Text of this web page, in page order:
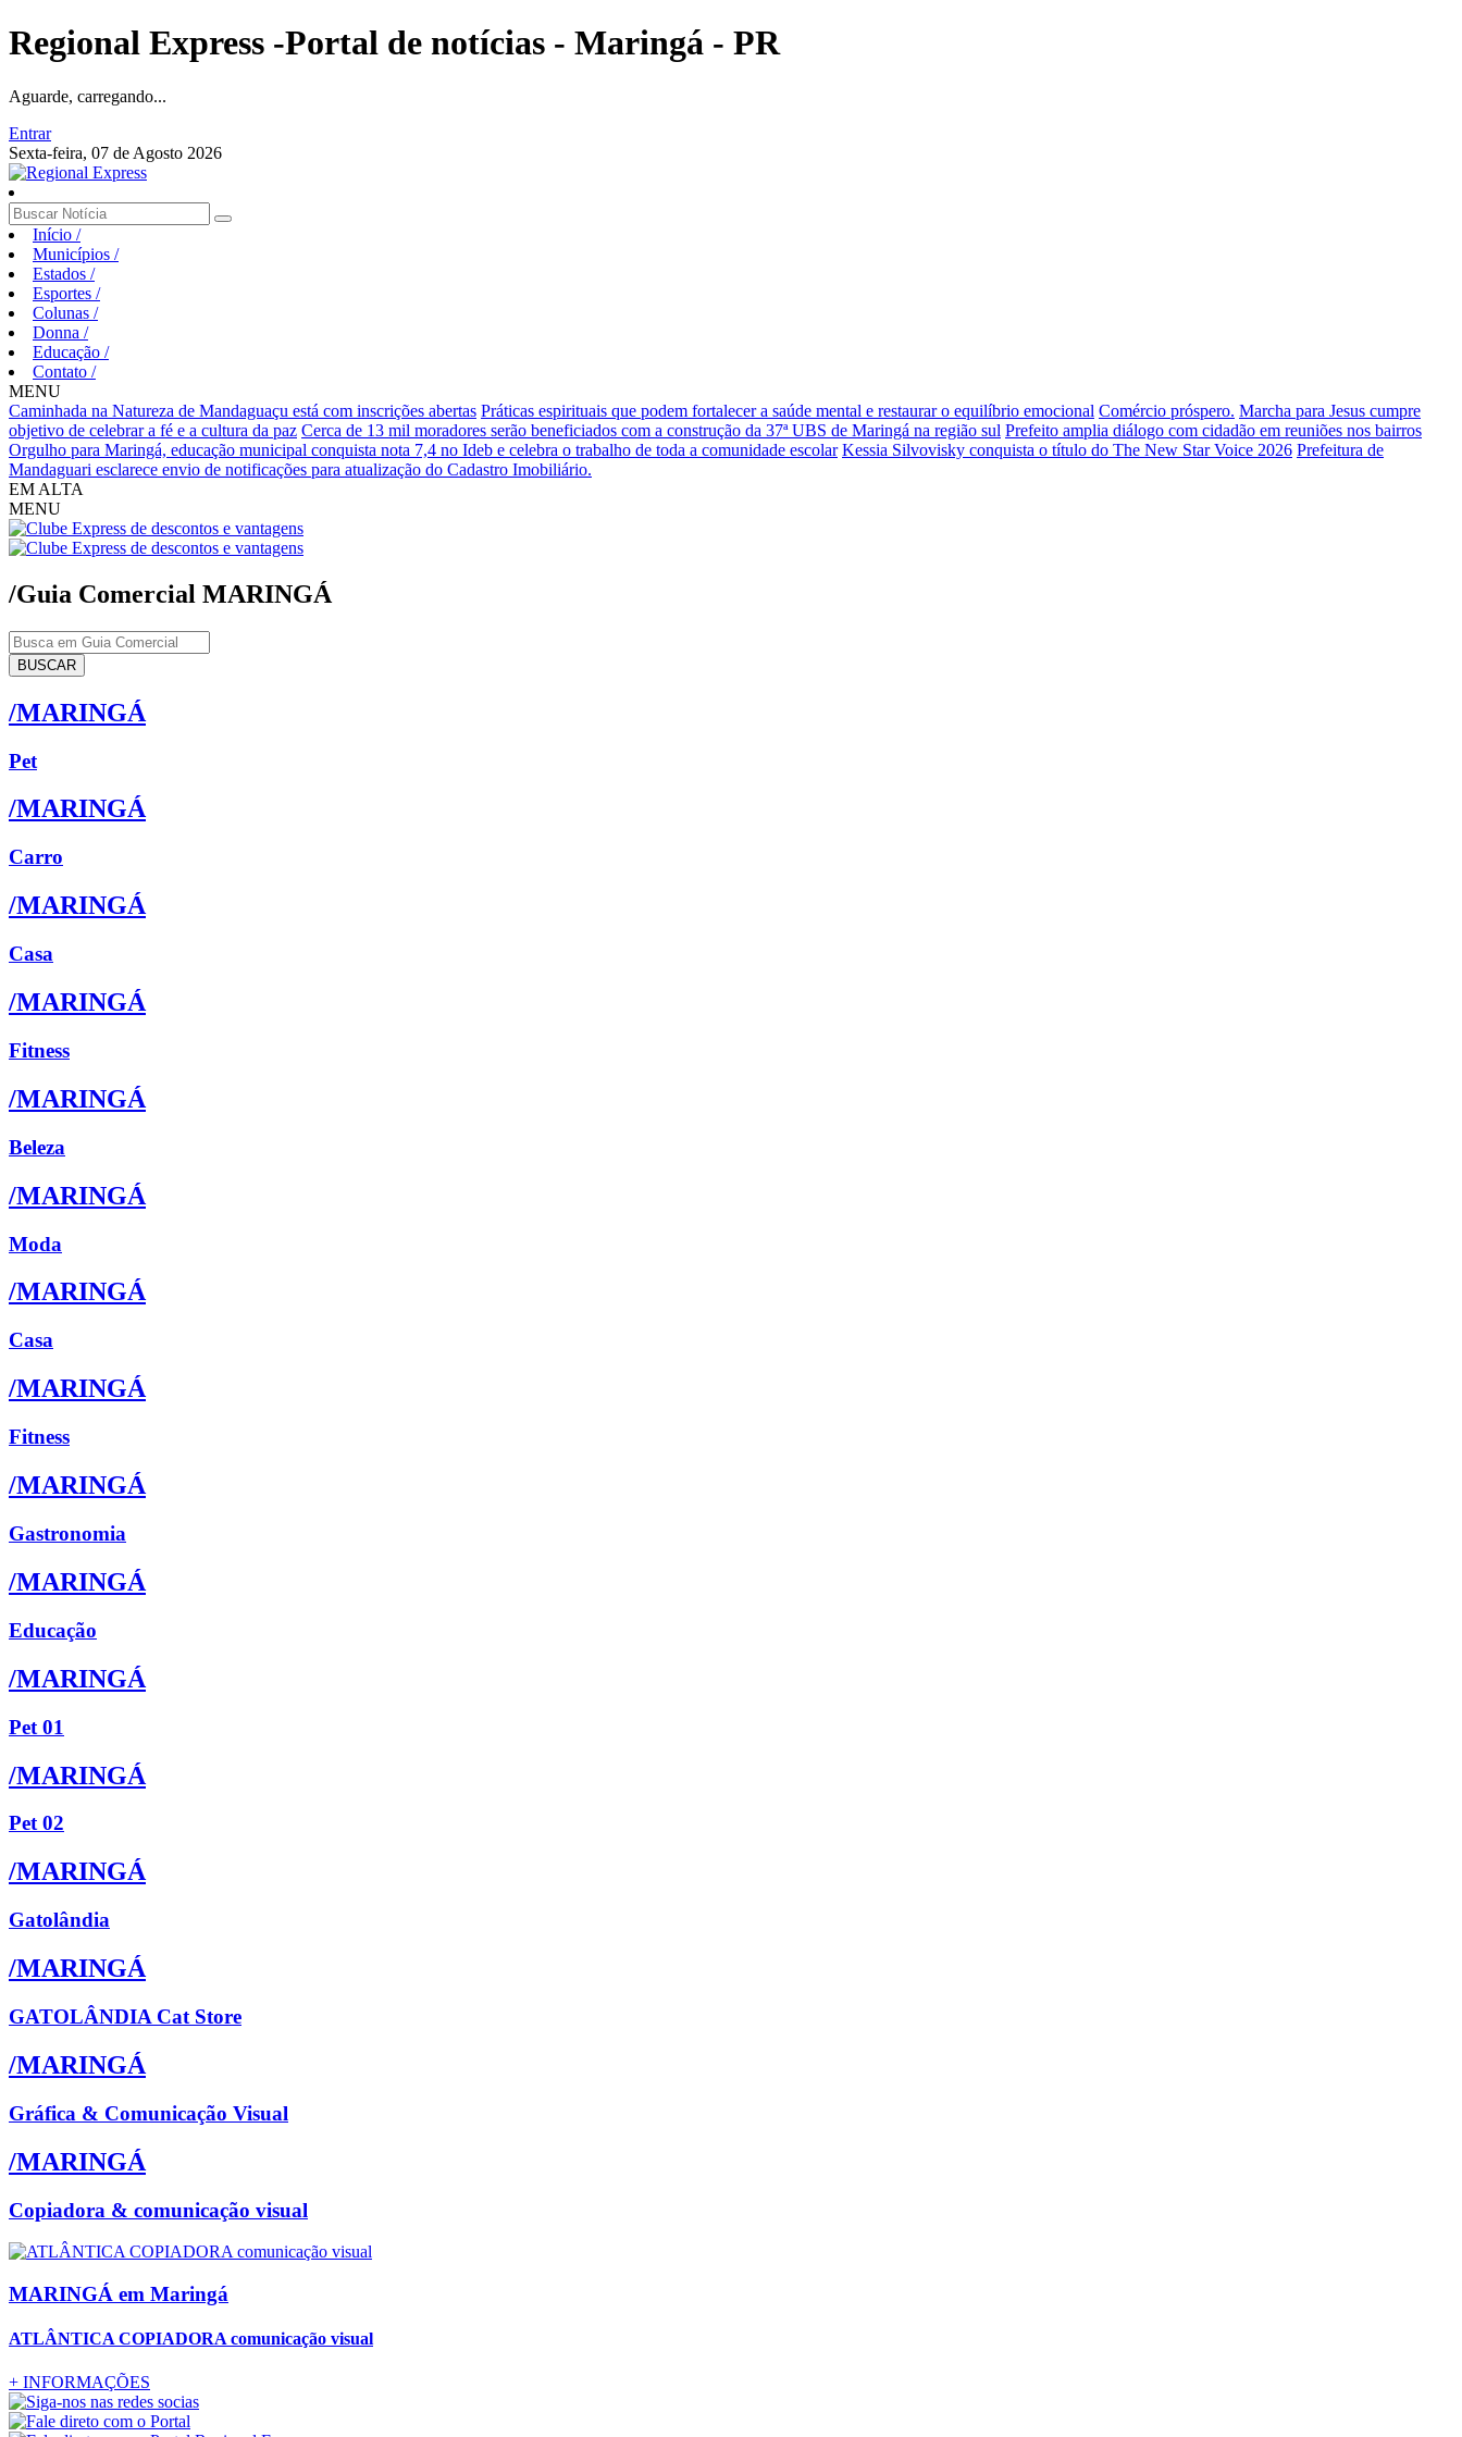
Regional Express -Portal de notícias - Maringá - PR
Aguarde, carregando...
Entrar
Sexta-feira, 07 de Agosto 2026
Início /
Municípios /
Estados /
Esportes /
Colunas /
Donna /
Educação /
Contato /
MENU
Caminhada na Natureza de Mandaguaçu está com inscrições abertas Práticas espirituais que podem fortalecer a saúde mental e restaurar o equilíbrio emocional Comércio próspero. Marcha para Jesus cumpre
objetivo de celebrar a fé e a cultura da paz Cerca de 13 mil moradores serão beneficiados com a construção da 37ª UBS de Maringá na região sul Prefeito amplia diálogo com cidadão em reuniões nos bairros
Orgulho para Maringá, educação municipal conquista nota 7,4 no Ideb e celebra o trabalho de toda a comunidade escolar Kessia Silvovisky conquista o título do The New Star Voice 2026 Prefeitura de
Mandaguari esclarece envio de notificações para atualização do Cadastro Imobiliário.
EM ALTA
MENU
/Guia Comercial MARINGÁ
BUSCAR
/MARINGÁ
Pet
/MARINGÁ
Carro
/MARINGÁ
Casa
/MARINGÁ
Fitness
/MARINGÁ
Beleza
/MARINGÁ
Moda
/MARINGÁ
Casa
/MARINGÁ
Fitness
/MARINGÁ
Gastronomia
/MARINGÁ
Educação
/MARINGÁ
Pet 01
/MARINGÁ
Pet 02
/MARINGÁ
Gatolândia
/MARINGÁ
GATOLÂNDIA Cat Store
/MARINGÁ
Gráfica & Comunicação Visual
/MARINGÁ
Copiadora & comunicação visual
MARINGÁ em Maringá
ATLÂNTICA COPIADORA comunicação visual
+ INFORMAÇÕES